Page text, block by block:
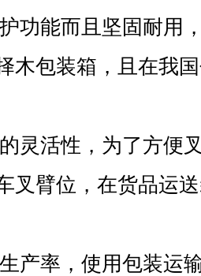
功能而且坚固耐用
木包装箱，且在我
灵活性，为了方便
叉臂位，在货品运
产率，使用包装运